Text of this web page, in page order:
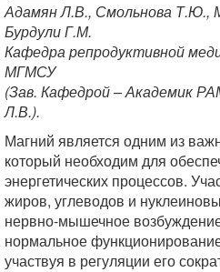
Адамян Л.В., Смольнова Т.Ю.,
Бурдули Г.М.
Кафедра репродуктивной
МГМСУ
(Зав. Кафедрой – Академик
Л.В.).
Магний является одним из
который необходим для
энергетических процессов.
жиров, углеводов и
нервно-мышечное
нормальное
участвуя в регуляции его